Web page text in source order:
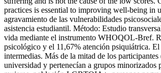
practices is essential to improving well-being in
agravamiento de las vulnerabilidades
asistencia estudiantil. Método: Estudio
vida mediante el instrumento WHOQOL-Bref.
psicológico y el 11,67% atención psiquiátrica.
intermedias. Más de la mitad de los
universidad y pertenecían a grupos minorizados